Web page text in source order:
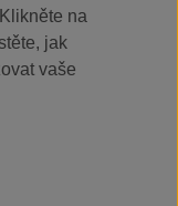
na
jak
vaše